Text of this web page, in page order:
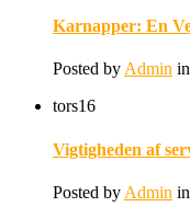
Karnapper: En
Posted byAdmin in
tors16
Vigtigheden af
Posted by Admin in